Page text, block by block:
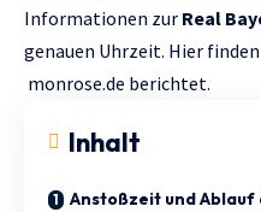
Informationen zur Real
genauen Uhrzeit. Hier
monrose.de berichtet.
Inhalt
Anstoßzeit und